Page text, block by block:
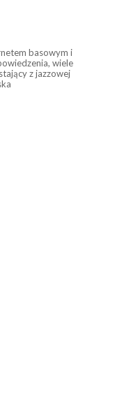
basowym i
wiele
z jazzowej